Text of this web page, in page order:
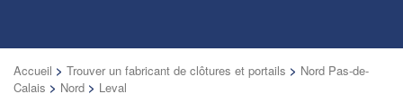
Accueil > Trouver un fabricant de clôtures et portails > Nord Pas-de-
Calais > Nord > Leval